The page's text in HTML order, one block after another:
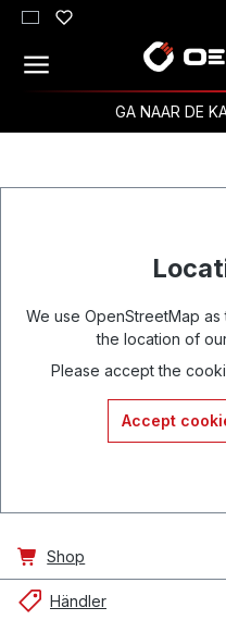
Ga naar de hoofdinhoud
GA NAAR DE
We use OpenStreetMap
the location of
Please accept the
Accept
Shop
Händler